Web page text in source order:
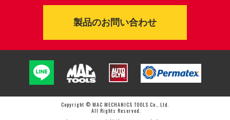
製品のお問い合わせ
Copyright © MAC MECHANICS TOOLS Co., Ltd.
All Rights Reserved.